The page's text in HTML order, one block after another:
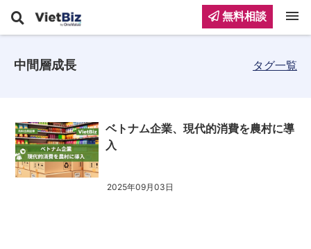
中間層成長 タグ一覧
ベトナム企業、現代的消費を農村に導
入
2025年09月03日
無料相談 menu